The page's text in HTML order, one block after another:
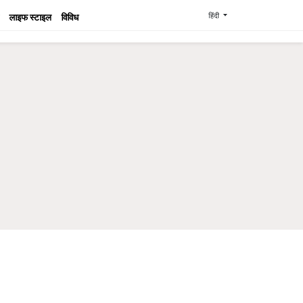
लाइफ स्टाइल विविध हिंदी